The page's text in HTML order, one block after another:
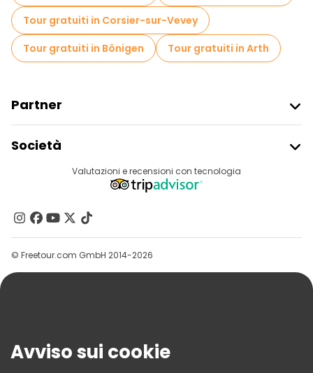
Tour gratuiti in Corsier-sur-Vevey
Tour gratuiti in Bönigen
Tour gratuiti in Arth
Partner
Accesso Del Fornitore
Programma Di Affiliazione
Società
Destinazioni
Contattaci
Gruppi
Aiuto
Termini E Condizioni
Valutazioni e recensioni con tecnologia
© Freetour.com GmbH 2014-2026
Avviso sui cookie